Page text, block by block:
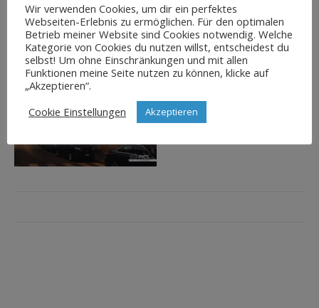
Wir verwenden Cookies, um dir ein perfektes
Webseiten-Erlebnis zu ermöglichen. Für den optimalen
Betrieb meiner Website sind Cookies notwendig. Welche
Kategorie von Cookies du nutzen willst, entscheidest du
selbst! Um ohne Einschränkungen und mit allen
Funktionen meine Seite nutzen zu können, klicke auf
„Akzeptieren“.
Cookie Einstellungen
Akzeptieren